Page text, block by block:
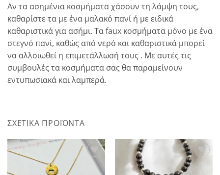
Αν τα ασημένια κοσμήματα χάσουν τη λάμψη τους,
καθαρίστε τα με ένα μαλακό πανί ή με ειδικά
καθαριστικά για ασήμι. Τα faux κοσμήματα μόνο με ένα
στεγνό πανί, καθώς από νερό και καθαριστικά μπορεί
να αλλοιωθεί η επιμετάλλωσή τους . Με αυτές τις
συμβουλές τα κοσμήματα σας θα παραμείνουν
εντυπωσιακά και λαμπερά.
ΣΧΕΤΙΚΆ ΠΡΟΪΌΝΤΑ
Add to
wishlist
Add to